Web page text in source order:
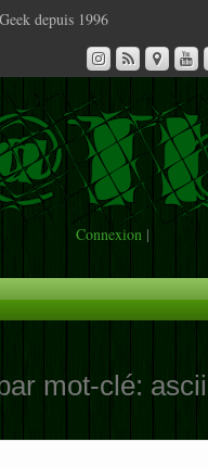
depuis 1996
Connexion |
mot-clé: ascii